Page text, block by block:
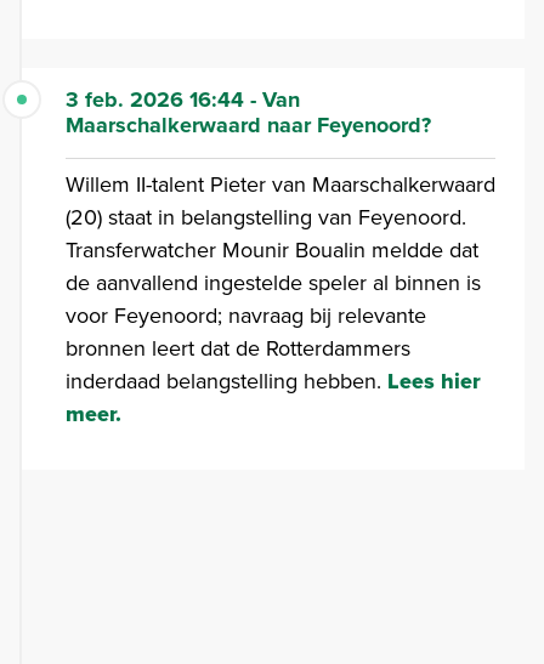
3 feb. 2026 16:44 - Van
Maarschalkerwaard naar Feyenoord?
Willem II-talent Pieter van Maarschalkerwaard
(20) staat in belangstelling van Feyenoord.
Transferwatcher Mounir Boualin meldde dat
de aanvallend ingestelde speler al binnen is
voor Feyenoord; navraag bij relevante
bronnen leert dat de Rotterdammers
inderdaad belangstelling hebben. Lees hier
meer.